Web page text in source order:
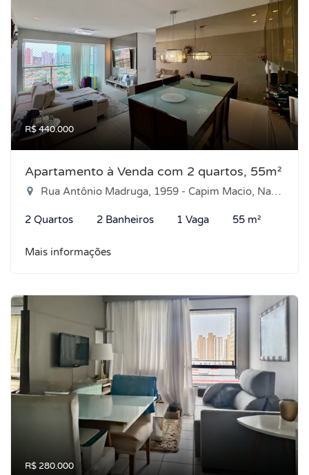
R$ 440.000
Apartamento à Venda com 2 quartos, 55m²
Rua Antônio Madruga, 1959 - Capim Macio, Natal-RN
2 Quartos 2 Banheiros 1 Vaga 55 m²
Mais informações
R$ 280.000